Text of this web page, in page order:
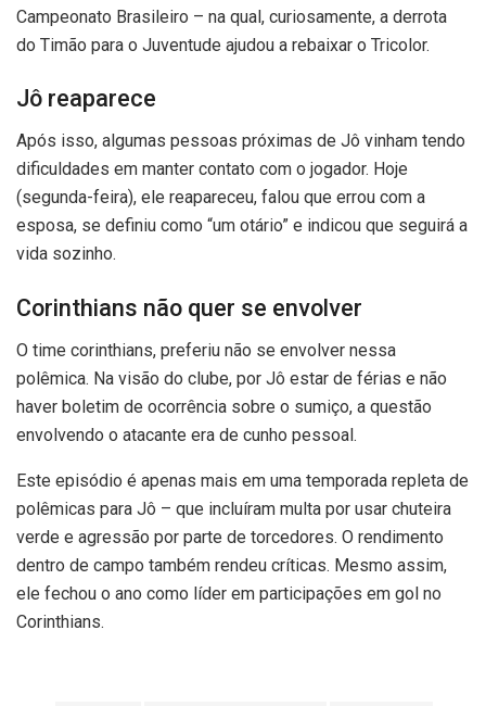
Campeonato Brasileiro – na qual, curiosamente, a derrota
do Timão para o Juventude ajudou a rebaixar o Tricolor.
Jô reaparece
Após isso, algumas pessoas próximas de Jô vinham tendo
dificuldades em manter contato com o jogador. Hoje
(segunda-feira), ele reapareceu, falou que errou com a
esposa, se definiu como “um otário” e indicou que seguirá a
vida sozinho.
Corinthians não quer se envolver
O time corinthians, preferiu não se envolver nessa
polêmica. Na visão do clube, por Jô estar de férias e não
haver boletim de ocorrência sobre o sumiço, a questão
envolvendo o atacante era de cunho pessoal.
Este episódio é apenas mais em uma temporada repleta de
polêmicas para Jô – que incluíram multa por usar chuteira
verde e agressão por parte de torcedores. O rendimento
dentro de campo também rendeu críticas. Mesmo assim,
ele fechou o ano como líder em participações em gol no
Corinthians.